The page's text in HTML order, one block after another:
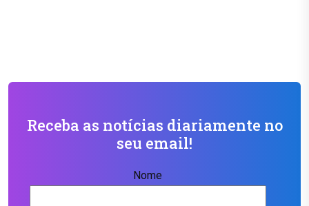
Receba as notícias diariamente no
seu email!
Nome